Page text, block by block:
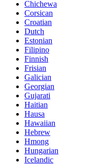
Chichewa
Corsican
Croatian
Dutch
Estonian
Filipino
Finnish
Frisian
Galician
Georgian
Gujarati
Haitian
Hausa
Hawaiian
Hebrew
Hmong
Hungarian
Icelandic